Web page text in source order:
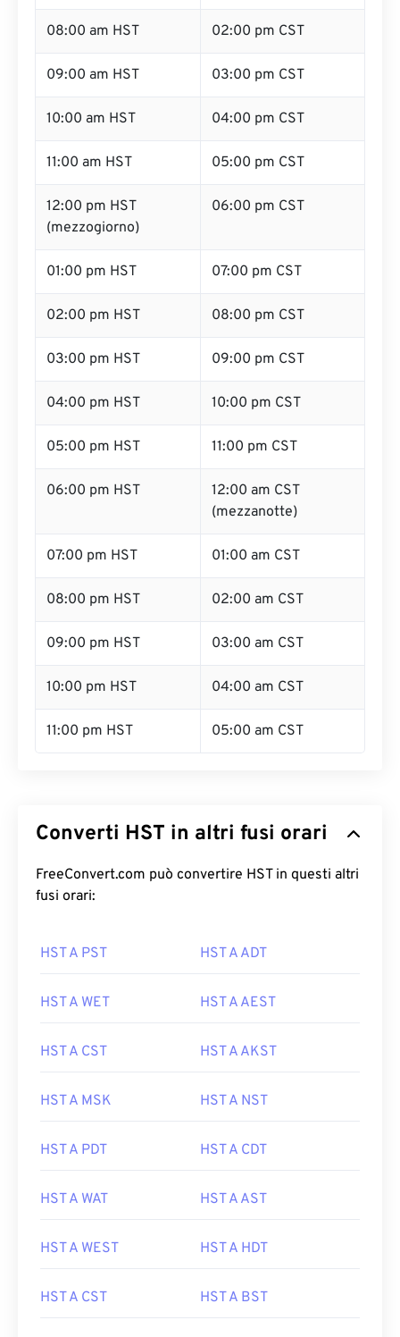
08:00 am HST 02:00 pm CST
09:00 am HST 03:00 pm CST
10:00 am HST 04:00 pm CST
11:00 am HST 05:00 pm CST
12:00 pm HST
(mezzogiorno)
06:00 pm CST
01:00 pm HST 07:00 pm CST
02:00 pm HST 08:00 pm CST
03:00 pm HST 09:00 pm CST
04:00 pm HST 10:00 pm CST
05:00 pm HST 11:00 pm CST
06:00 pm HST
12:00 am CST
(mezzanotte)
07:00 pm HST 01:00 am CST
08:00 pm HST 02:00 am CST
09:00 pm HST 03:00 am CST
10:00 pm HST 04:00 am CST
11:00 pm HST 05:00 am CST
Converti HST in altri fusi orari
FreeConvert.com può convertire HST in questi altri
fusi orari:
HST A PST HST A ADT
HST A WET HST A AEST
HST A CST HST A AKST
HST A MSK HST A NST
HST A PDT HST A CDT
HST A WAT HST A AST
HST A WEST HST A HDT
HST A CST HST A BST